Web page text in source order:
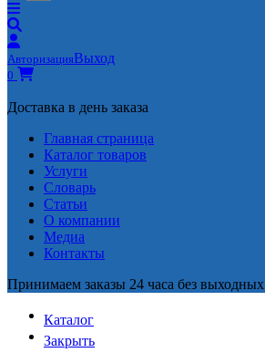
АвторизацияВыход
0
Доставка в день заказа
Главная страница
Каталог товаров
Услуги
Словарь
Статьи
О компании
Медиа
Контакты
Принимаем заказы 24 часа без выходных
Каталог
Закрыть